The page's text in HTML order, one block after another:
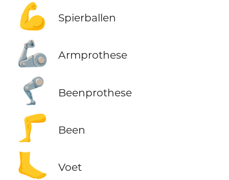
💪 Spierballen
🦾 Armprothese
🦿 Beenprothese
🦵 Been
🦶 Voet